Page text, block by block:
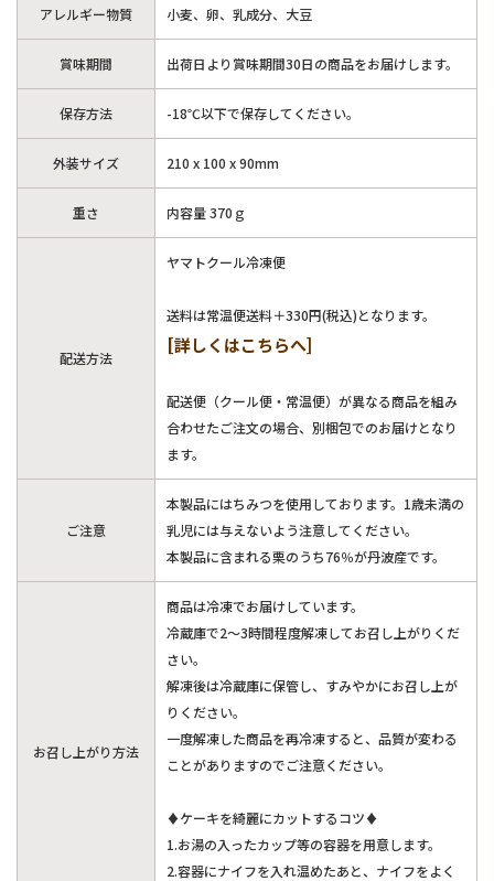
アレルギー物質 小麦、卵、乳成分、大豆
賞味期間 出荷日より賞味期間30日の商品をお届けします。
保存方法 -18℃以下で保存してください。
外装サイズ 210 x 100 x 90mm
重さ 内容量 370ｇ
配送方法
ヤマトクール冷凍便
送料は常温便送料＋330円(税込)となります。
[詳しくはこちらへ]
配送便（クール便・常温便）が異なる商品を組み
合わせたご注文の場合、別梱包でのお届けとなり
ます。
ご注意
本製品にはちみつを使用しております。1歳未満の
乳児には与えないよう注意してください。
本製品に含まれる栗のうち76％が丹波産です。
お召し上がり方法
商品は冷凍でお届けしています。
冷蔵庫で2～3時間程度解凍してお召し上がりくだ
さい。
解凍後は冷蔵庫に保管し、すみやかにお召し上が
りください。
一度解凍した商品を再冷凍すると、品質が変わる
ことがありますのでご注意ください。
♦ケーキを綺麗にカットするコツ♦
1.お湯の入ったカップ等の容器を用意します。
2.容器にナイフを入れ温めたあと、ナイフをよく